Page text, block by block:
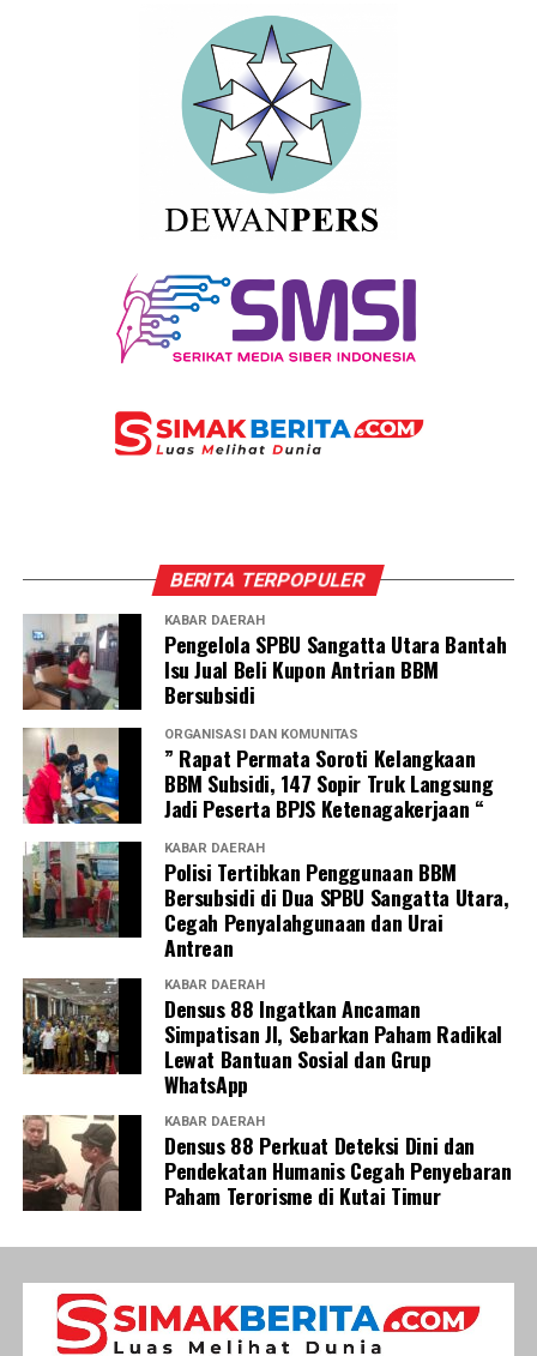
BERITA TERPOPULER
KABAR DAERAH
Pengelola SPBU Sangatta Utara Bantah
Isu Jual Beli Kupon Antrian BBM
Bersubsidi
ORGANISASI DAN KOMUNITAS
” Rapat Permata Soroti Kelangkaan
BBM Subsidi, 147 Sopir Truk Langsung
Jadi Peserta BPJS Ketenagakerjaan “
KABAR DAERAH
Polisi Tertibkan Penggunaan BBM
Bersubsidi di Dua SPBU Sangatta Utara,
Cegah Penyalahgunaan dan Urai
Antrean
KABAR DAERAH
Densus 88 Ingatkan Ancaman
Simpatisan JI, Sebarkan Paham Radikal
Lewat Bantuan Sosial dan Grup
WhatsApp
KABAR DAERAH
Densus 88 Perkuat Deteksi Dini dan
Pendekatan Humanis Cegah Penyebaran
Paham Terorisme di Kutai Timur